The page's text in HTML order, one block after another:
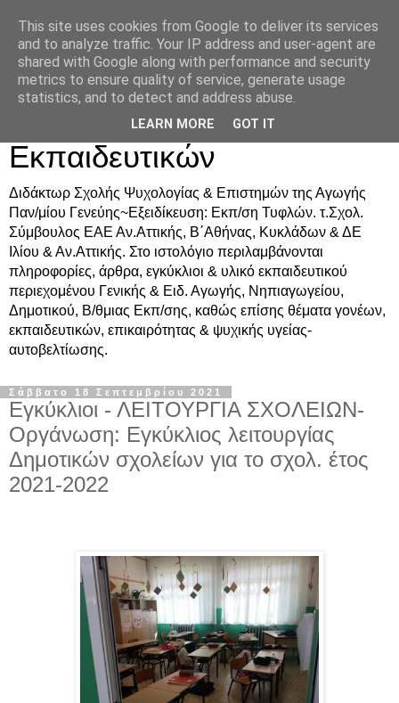
Δρ. Ράνια Χιουρέα-
Συμβουλευτική &
Υποστήριξη Γονέων &
Εκπαιδευτικών
Διδάκτωρ Σχολής Ψυχολογίας & Επιστημών της Αγωγής
Παν/μίου Γενεύης~Εξειδίκευση: Εκπ/ση Τυφλών. τ.Σχολ.
Σύμβουλος ΕΑΕ Αν.Αττικής, Β΄Αθήνας, Κυκλάδων & ΔΕ
Ιλίου & Αν.Αττικής. Στο ιστολόγιο περιλαμβάνονται
πληροφορίες, άρθρα, εγκύκλιοι & υλικό εκπαιδευτικού
περιεχομένου Γενικής & Ειδ. Αγωγής, Νηπιαγωγείου,
Δημοτικού, Β/θμιας Εκπ/σης, καθώς επίσης θέματα γονέων,
εκπαιδευτικών, επικαιρότητας & ψυχικής υγείας-
αυτοβελτίωσης.
Σάββατο 18 Σεπτεμβρίου 2021
Εγκύκλιοι - ΛΕΙΤΟΥΡΓΙΑ ΣΧΟΛΕΙΩΝ-
Οργάνωση: Εγκύκλιος λειτουργίας
Δημοτικών σχολείων για το σχολ. έτος
2021-2022
This site uses cookies from Google to deliver its services
and to analyze traffic. Your IP address and user-agent are
shared with Google along with performance and security
metrics to ensure quality of service, generate usage
statistics, and to detect and address abuse.
LEARN MORE GOT IT